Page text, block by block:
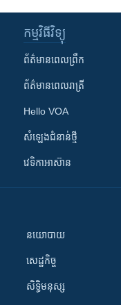
កម្មវិធី​វិទ្យុ
ព័ត៌មាន​ពេល​ព្រឹក
ព័ត៌មាន​​ពេល​រាត្រី
Hello VOA
សំឡេង​ជំនាន់​ថ្មី
វេទិកា​អាស៊ាន
នយោបាយ
សេដ្ឋកិច្ច
សិទ្ធិមនុស្ស